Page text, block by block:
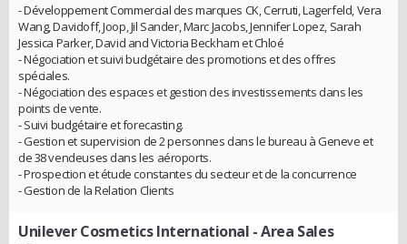
- Développement Commercial des marques CK, Cerruti, Lagerfeld, Vera
Wang, Davidoff, Joop, Jil Sander, Marc Jacobs, Jennifer Lopez, Sarah
Jessica Parker, David and Victoria Beckham et Chloé
- Négociation et suivi budgétaire des promotions et des offres
spéciales.
- Négociation des espaces et gestion des investissements dans les
points de vente.
- Suivi budgétaire et forecasting.
- Gestion et supervision de 2 personnes dans le bureau à Geneve et
de 38 vendeuses dans les aéroports.
- Prospection et étude constantes du secteur et de la concurrence
- Gestion de la Relation Clients
Unilever Cosmetics International - Area Sales